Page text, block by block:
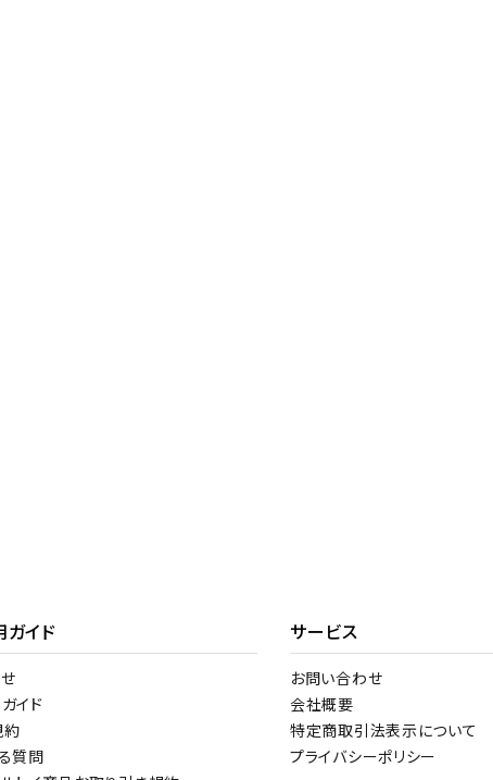
ガイド
イド
約
質問
サービス
お問い合わせ
会社概要
特定商取引法表示について
プライバシーポリシー